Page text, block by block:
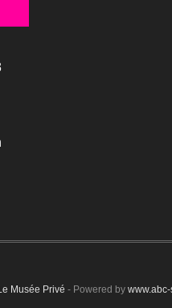
Musée Privé - Powered by